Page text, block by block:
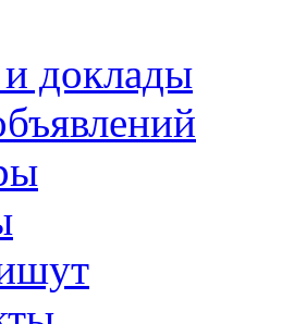
доклады